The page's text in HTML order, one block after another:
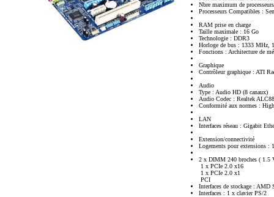
Nbre maximum de
Processeurs Compatibles :
RAM prise en charge
Taille maximale : 16 Go
Technologie : DDR3
Horloge de bus : 1333 MHz,
Fonctions : Architecture de
Graphique
Contrôleur graphique : ATI
Audio
Type : Audio HD (8 canaux)
Audio Codec : Realtek
Conformité aux normes :
LAN
Interfaces réseau : Gigabit
Extension/connectivité
Logements pour extensions :
2 x DIMM 240 broches ( 1.5
1 x PCIe 2.0 x16
1 x PCIe 2.0 x1
PCI
Interfaces de stockage :
Interfaces : 1 x clavier PS/2